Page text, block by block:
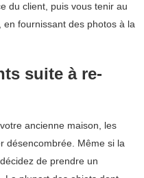
du client, puis vous tenir au
fournissant des photos à la
suite à re-
ancienne maison, les
désencombrée. Même si la
de prendre un